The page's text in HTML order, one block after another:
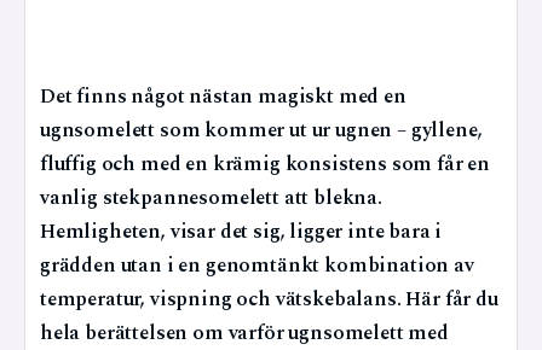
Det finns något nästan magiskt med en
ugnsomelett som kommer ut ur ugnen – gyllene,
fluffig och med en krämig konsistens som får en
vanlig stekpannesomelett att blekna.
Hemligheten, visar det sig, ligger inte bara i
grädden utan i en genomtänkt kombination av
temperatur, vispning och vätskebalans. Här får du
hela berättelsen om varför ugnsomelett med